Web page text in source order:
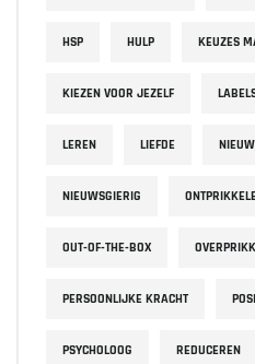
HSP HULP KEUZES
KIEZEN VOOR JEZELF
LEREN LIEFDE
NIEUWSGIERIG
OUT-OF-THE-BOX
PERSOONLIJKE KRACHT
PSYCHOLOOG REDUCEREN